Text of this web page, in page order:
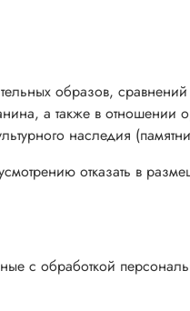
образов,
а также в отношении
наследия
отказать в
с обработкой